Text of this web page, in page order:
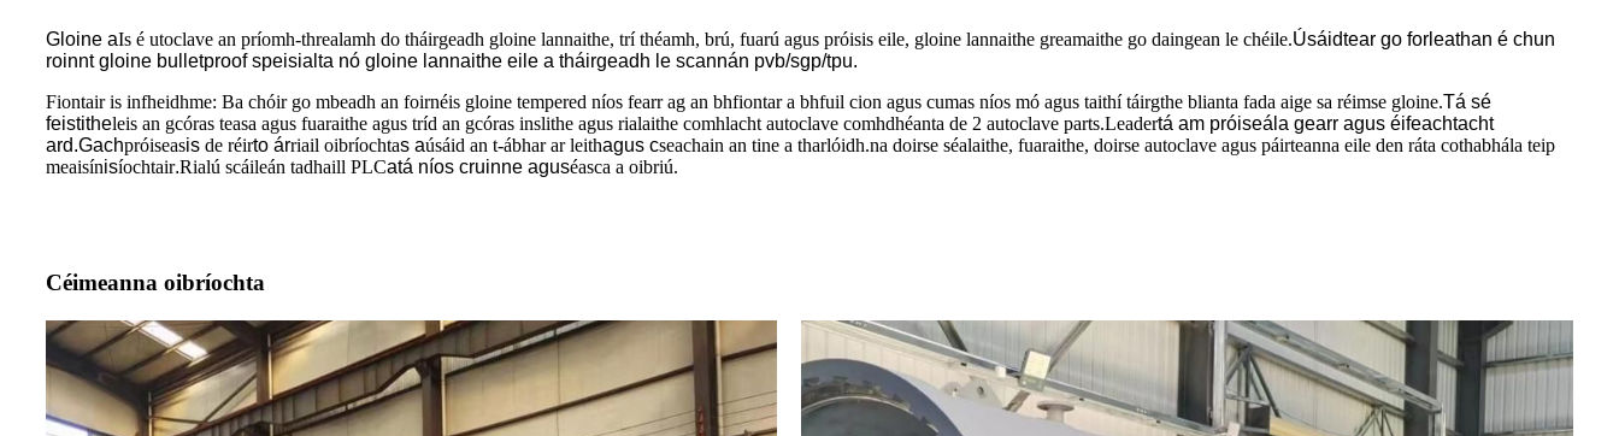
Gloine aIs é utoclave an príomh-threalamh do tháirgeadh gloine lannaithe, trí théamh, brú, fuarú agus próisis eile, gloine lannaithe greamaithe go daingean le chéile.Úsáidtear go forleathan é chun
roinnt gloine bulletproof speisialta nó gloine lannaithe eile a tháirgeadh le scannán pvb/sgp/tpu.
Fiontair is infheidhme: Ba chóir go mbeadh an foirnéis gloine tempered níos fearr ag an bhfiontar a bhfuil cion agus cumas níos mó agus taithí táirgthe blianta fada aige sa réimse gloine.Tá sé
feistitheleis an gcóras teasa agus fuaraithe agus tríd an gcóras inslithe agus rialaithe comhlacht autoclave comhdhéanta de 2 autoclave parts.Leadertá am próiseála gearr agus éifeachtacht
ard.Gachpróiseasis de réirto árriail oibríochtas aúsáid an t-ábhar ar leithagus cseachain an tine a tharlóidh.na doirse séalaithe, fuaraithe, doirse autoclave agus páirteanna eile den ráta cothabhála teip
meaisínisíochtair.Rialú scáileán tadhaill PLCatá níos cruinne aguséasca a oibriú.
Céimeanna oibríochta